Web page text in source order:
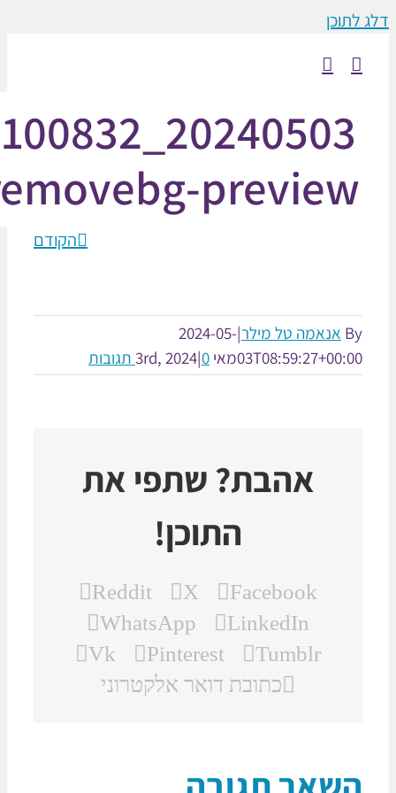
20240503_100832-
removebg-
הקודם
אנאמה טל מילר|
2024-05-
מאי 3rd, 2024 |0 תגובות
אהבת? שתפי את
התוכן!
Facebook
X
Reddit
LinkedIn
WhatsApp
Tumblr
Pinterest
Vk
כתובת דואר אלקטרוני